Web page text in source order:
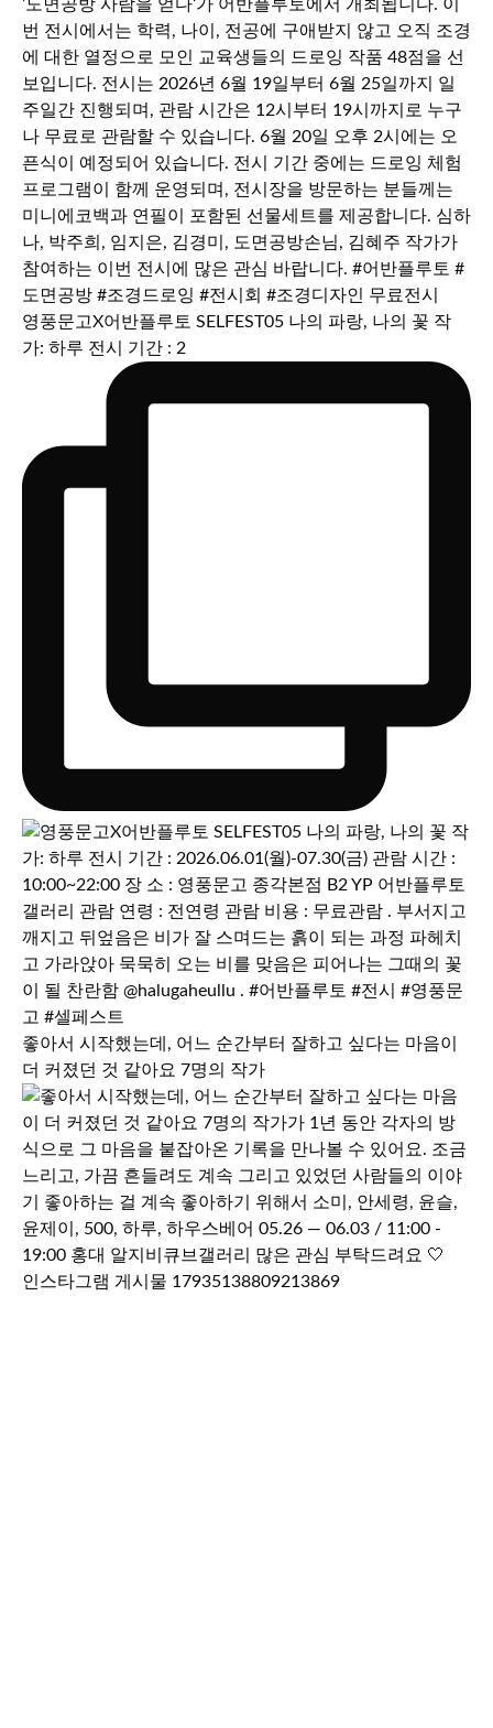
영풍문고X어반플루토 SELFEST05 나의 파랑, 나의 꽃 작
가: 하루 전시 기간 : 2
좋아서 시작했는데, 어느 순간부터 잘하고 싶다는 마음이
더 커졌던 것 같아요 7명의 작가
인스타그램 게시물 17935138809213869